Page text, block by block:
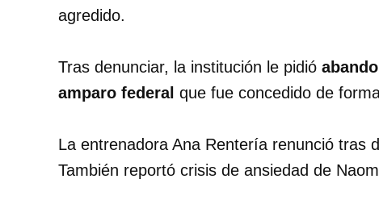
agredido.
Tras denunciar, la institución le pidió
amparo federal que fue concedido de
La entrenadora Ana Rentería renunció tras
También reportó crisis de ansiedad de